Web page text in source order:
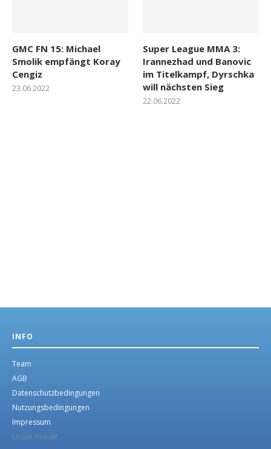
GMC FN 15: Michael
Smolik empfängt Koray
Cengiz
23.06.2022
Super League MMA 3:
Irannezhad und Banovic
im Titelkampf, Dyrschka
will nächsten Sieg
22.06.2022
INFO
Team
AGB
Datenschutzbedingungen
Nutzungsbedingungen
Impressum
Unser Anwalt